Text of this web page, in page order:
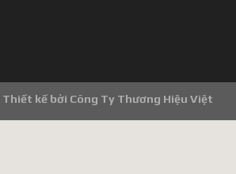
Thiết kế bởi Công Ty Thương Hiệu Việt